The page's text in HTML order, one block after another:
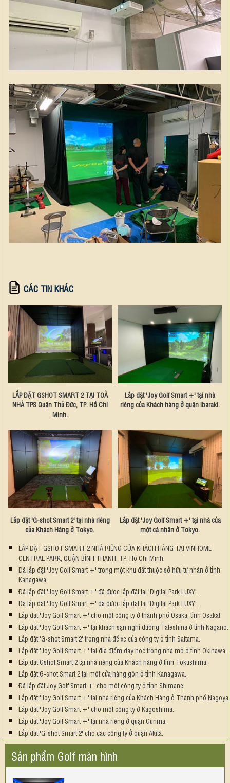
CÁC TIN KHÁC
LẮP ĐẶT GSHOT SMART 2 TẠI TOÀ
NHÀ TPS Quận Thủ Đức, TP. Hồ Chí
Minh.
Lắp đặt 'Joy Golf Smart +' tại nhà
riêng của Khách hàng ở quận Ibaraki.
Lắp đặt 'G-shot Smart 2' tại nhà riêng
của Khách Hàng ở Tokyo.
Lắp đặt 'Joy Golf Smart +' tại nhà của
một cá nhân ở Tokyo.
LẮP ĐẶT GSHOT SMART 2 NHÀ RIÊNG CỦA KHÁCH HÀNG TẠI VINHOME
CENTRAL PARK, QUẬN BÌNH THẠNH, TP. Hồ Chí Minh.
Đã lắp đặt 'Joy Golf Smart +' trong một khu đất thuộc sở hữu tư nhân ở tỉnh
Kanagawa.
Đã lắp đặt 'Joy Golf Smart +' đã được lắp đặt tại 'Digital Park LUXY'.
Đã lắp đặt 'Joy Golf Smart +' đã được lắp đặt tại 'Digital Park LUXY'.
Lắp đặt 'Joy Golf Smart +' cho một công ty ở thành phố Osaka, tỉnh Osaka!
Lắp đặt 'Joy Golf Smart +' tại khách sạn nghỉ dưỡng Tateshina ở tỉnh Nagano.
Lắp đặt 'G-shot Smart 2' trong nhà để xe của công ty ở tỉnh Saitama.
Lắp đặt 'Joy Golf Smart +' tại địa điểm dạy học trong nhà mở ở tỉnh Okinawa.
Lắp đặt Gshot Smart 2 tại nhà riêng của Khách hàng ở tỉnh Tokushima.
Lắp đặt G-shot Smart 2 tại một cửa hàng gôn ở tỉnh Kanagawa.
Đã lắp đặt'Joy Golf Smart +' cho một công ty ở tỉnh Shimane.
Lắp đặt 'Joy Golf Smart +' tại nhà riêng của Khách Hàng ở Thành phố Nagoya.
Lắp đặt 'Joy Golf Smart +' cho một công ty ở Kagoshima.
Lắp đặt 'Joy Golf Smart +' tại nhà riêng ở quận Gunma.
Lắp đặt 'G-shot Smart 2' cho các công ty ở quận Akita.
Sản phẩm Golf màn hình